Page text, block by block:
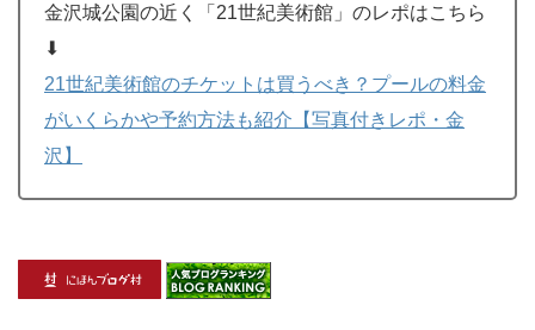
金沢城公園の近く「21世紀美術館」のレポはこちら
⬇︎
21世紀美術館のチケットは買うべき？プールの料金
がいくらかや予約方法も紹介【写真付きレポ・金
沢】